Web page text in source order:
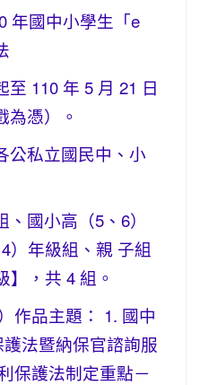
年國中小學生「e
110 年 5 月 21 日
為憑）。
公私立國民中、小
國小高（5、6）
）年級組、親 子組
】，共 4 組。
作品主題： 1. 國中
法暨納保官諮詢服
保護法制定重點－